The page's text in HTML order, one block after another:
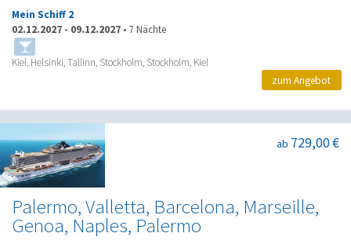
Mein Schiff 2
02.12.2027 - 09.12.2027 • 7 Nächte
Kiel, Helsinki, Tallinn, Stockholm, Stockholm, Kiel
zum Angebot
Palermo, Valletta, Barcelona, Marseille,
Genoa, Naples, Palermo
ab 729,00 €